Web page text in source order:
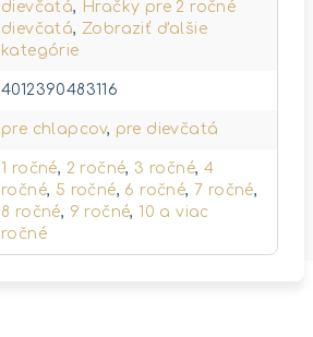
dievčatá, Hračky pre 2 ročné
dievčatá, Zobraziť ďalšie
kategórie
4012390483116
pre chlapcov, pre dievčatá
1 ročné, 2 ročné, 3 ročné, 4
ročné, 5 ročné, 6 ročné,7 ročné,
8 ročné, 9 ročné,10 a viac
ročné